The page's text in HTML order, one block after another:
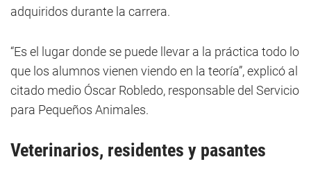
adquiridos durante la carrera.
“Es el lugar donde se puede llevar a la práctica todo lo
que los alumnos vienen viendo en la teoría”, explicó al
citado medio Óscar Robledo, responsable del Servicio
para Pequeños Animales.
Veterinarios, residentes y pasantes